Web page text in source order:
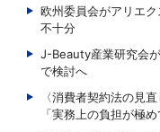
欧州委員会がアリエ
不十分
J-Beauty産業研究会
で検討へ
〈消費者契約法の見
「実務上の負担が極め